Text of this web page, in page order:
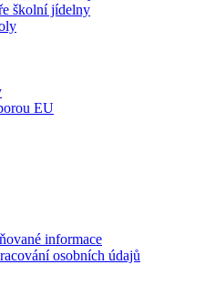
školní jídelny
EU
informace
osobních údajů